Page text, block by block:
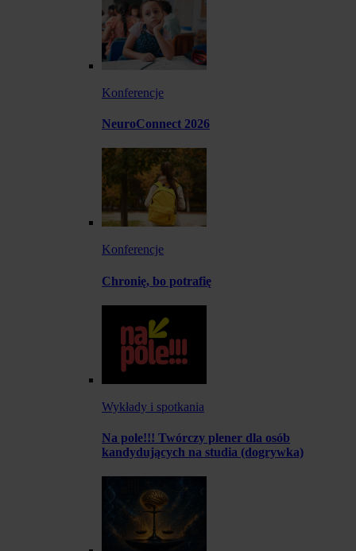
Konferencje
NeuroConnect 2026
Konferencje
Chronię, bo potrafię
Wykłady i spotkania
Na pole!!! Twórczy plener dla osób
kandydujących na studia (dogrywka)